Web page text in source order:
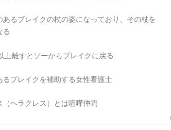
るブレイクの杖の姿になっており、その杖を
る
上離すとソーからブレイクに戻る
るブレイクを補助する女性看護士
（ヘラクレス）とは喧嘩仲間